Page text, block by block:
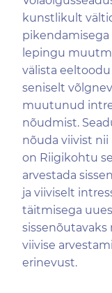
kunstlikult
pikendamisega
lepingu
välista
seniselt
muutunud
nõudmist.
nõuda viivist nii
on Riigikohtu
arvestada
ja viiviselt
täitmisega
viivise
erinevust.